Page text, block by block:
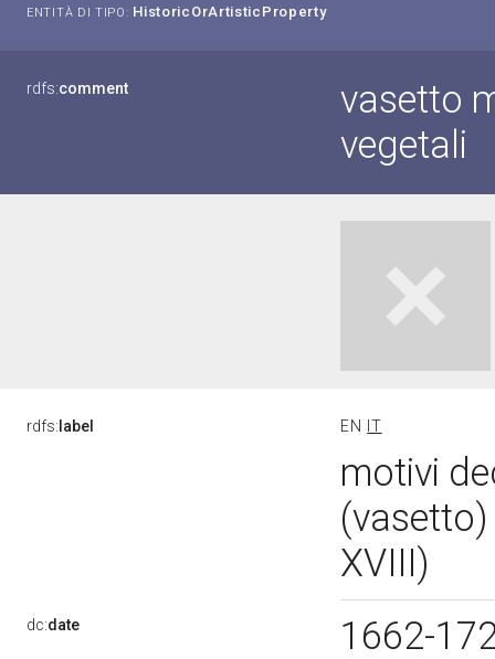
ENTITÀ DI TIPO: HistoricOrArtisticProperty
rdfs:comment
vasetto
vegetali
rdfs: label EN IT
motivi
XVIII)
dc:date 1662-